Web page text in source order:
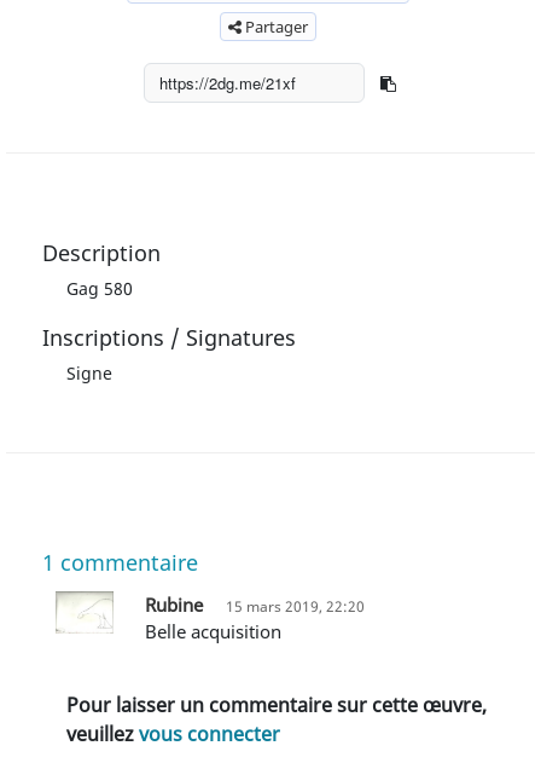
Partager
Description
Gag 580
Inscriptions / Signatures
Signe
1 commentaire
Rubine 15 mars 2019, 22:20
belle acquisition
Pour laisser un commentaire sur cette œuvre,
veuillezvous connecter